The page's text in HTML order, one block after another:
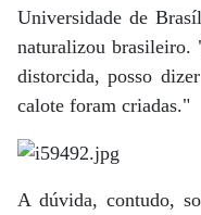
Universidade de
naturalizou brasileiro.
distorcida, posso
calote foram criadas."
A dúvida, contudo,